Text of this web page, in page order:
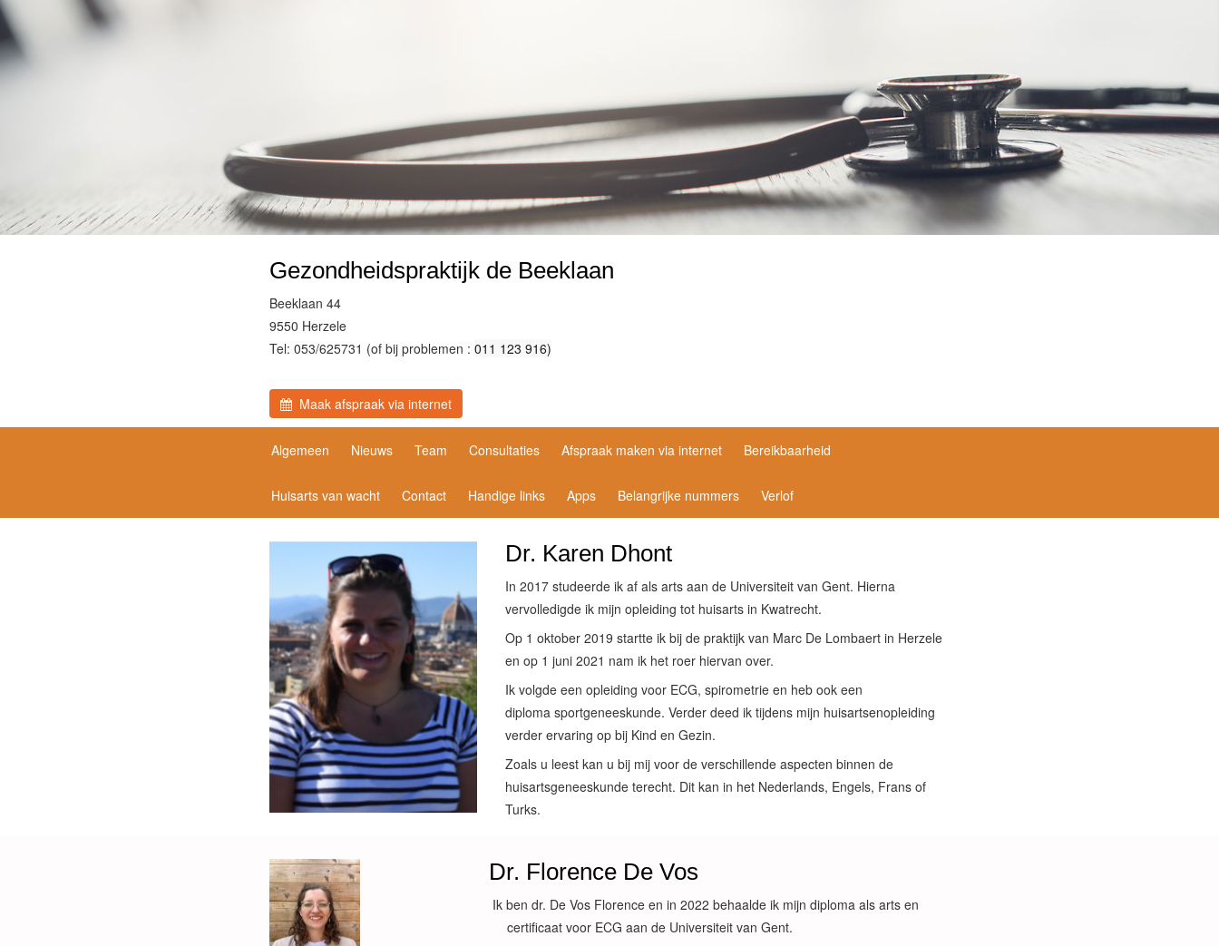
Gezondheidspraktijk de Beeklaan
Beeklaan 44
9550 Herzele
Tel: 053/625731 (of bij problemen : 011 123 916)
Maak afspraak via internet
Algemeen Nieuws Team Consultaties Afspraak maken via internet Bereikbaarheid
Huisarts van wacht Contact Handige links Apps Belangrijke nummers Verlof
Dr. Karen Dhont
In 2017 studeerde ik af als arts aan de Universiteit van Gent. Hierna
vervolledigde ik mijn opleiding tot huisarts in Kwatrecht.
Op 1 oktober 2019 startte ik bij de praktijk van Marc De Lombaert in Herzele
en op 1 juni 2021 nam ik het roer hiervan over.
Ik volgde een opleiding voor ECG, spirometrie en heb ook een
diploma sportgeneeskunde. Verder deed ik tijdens mijn huisartsenopleiding
verder ervaring op bij Kind en Gezin.
Zoals u leest kan u bij mij voor de verschillende aspecten binnen de
huisartsgeneeskunde terecht. Dit kan in het Nederlands, Engels, Frans of
Turks.
Dr. Florence De Vos
Ik ben dr. De Vos Florence en in 2022 behaalde ik mijn diploma als arts en
certificaat voor ECG aan de Universiteit van Gent.